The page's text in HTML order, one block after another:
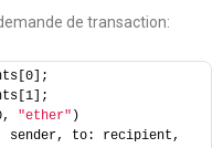
de transaction:
"ether" )
sender, to: recipient,